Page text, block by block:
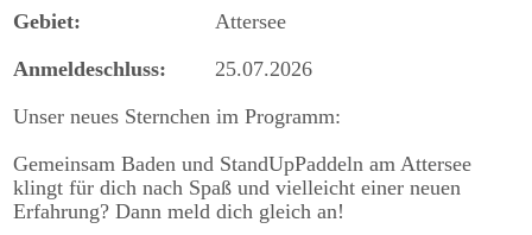
Infothek
Newsletter
Tourinfos
Gebiet:
Attersee
Anmeldeschluss:
25.07.2026
Unser neues Sternchen im Programm:
Gemeinsam Baden und StandUpPaddeln am Attersee
klingt für dich nach Spaß und vielleicht einer neuen
Erfahrung? Dann meld dich gleich an!